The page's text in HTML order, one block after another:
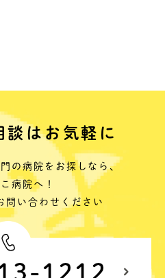
談はお気軽に
の病院をお探しなら、
病院へ！
問い合わせください